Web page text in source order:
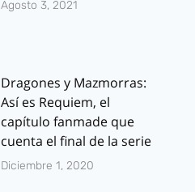
Agosto 3, 2021
Dragones y Mazmorras:
Así es Requiem, el
capítulo fanmade que
cuenta el final de la serie
Diciembre 1, 2020